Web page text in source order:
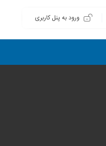
ورود به پنل کاربری